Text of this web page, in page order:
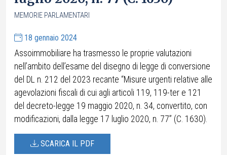
MEMORIE PARLAMENTARI
18 gennaio 2024
Assoimmobiliare ha trasmesso le proprie valutazioni
nell’ambito dell’esame del disegno di legge di conversione
del DL n. 212 del 2023 recante “Misure urgenti relative alle
agevolazioni fiscali di cui agli articoli 119, 119-ter e 121
del decreto-legge 19 maggio 2020, n. 34, convertito, con
modificazioni, dalla legge 17 luglio 2020, n. 77” (C. 1630).
SCARICA IL PDF